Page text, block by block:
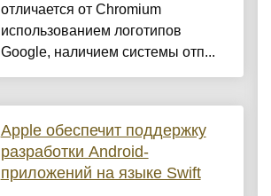
отличается от Chromium
использованием логотипов
Google, наличием системы отп...
Apple обеспечит поддержку
разработки Android-
приложений на языке Swift